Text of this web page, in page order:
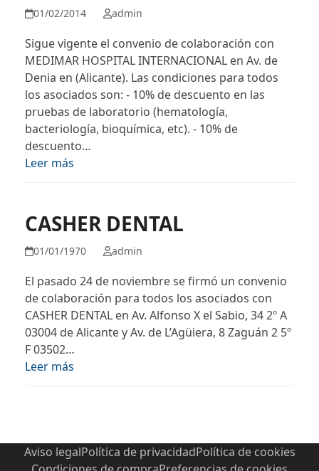
01/02/2014 admin
Sigue vigente el convenio de colaboración con
MEDIMAR HOSPITAL INTERNACIONAL en Av. de
Denia en (Alicante). Las condiciones para todos
los asociados son: - 10% de descuento en las
pruebas de laboratorio (hematología,
bacteriología, bioquímica, etc). - 10% de
descuento…
Leer más
CASHER DENTAL
01/01/1970 admin
El pasado 24 de noviembre se firmó un convenio
de colaboración para todos los asociados con
CASHER DENTAL en Av. Alfonso X el Sabio, 34 2º A
03004 de Alicante y Av. de L’Agüiera, 8 Zaguán 2 5º
F 03502…
Leer más
Aviso legalPolítica de privacidadPolítica de cookies